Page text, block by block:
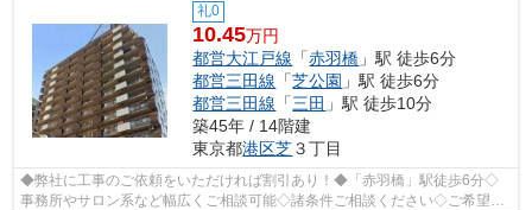
礼0
10.45万円
都営大江戸線 「赤羽橋 」駅 徒歩6分
都営三田線 「芝公園 」駅 徒歩6分
都営三田線 「三田 」駅 徒歩10分
築45年 / 14階建
東京都港区芝３丁目
◆弊社に工事のご依頼をいただければ割引あり！◆「赤羽橋」駅徒歩6分◇
事務所やサロン系など幅広くご相談可能◇諸条件ご相談ください◇ご希望に